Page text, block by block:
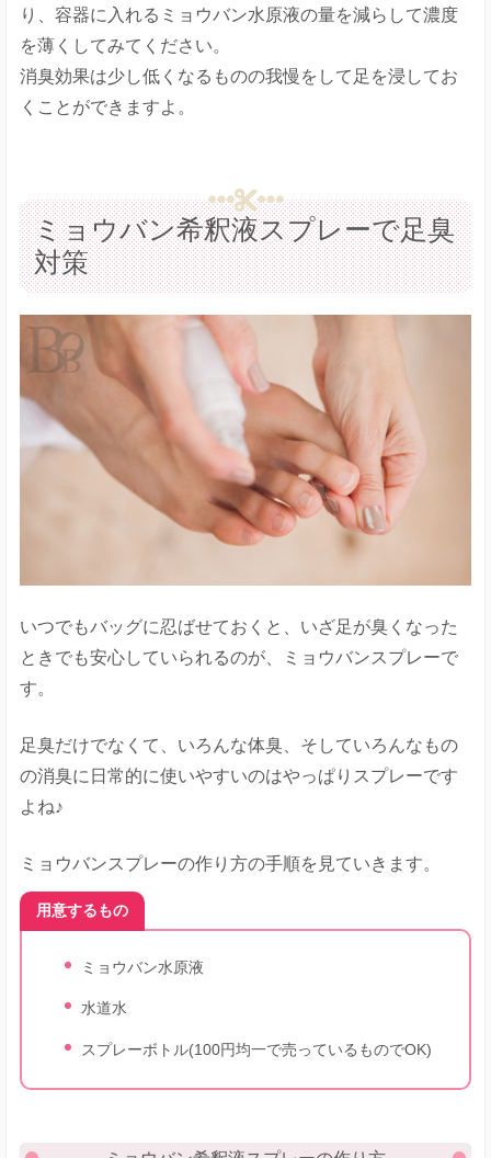
り、容器に入れるミョウバン水原液の量を減らして濃度
を薄くしてみてください。
消臭効果は少し低くなるものの我慢をして足を浸してお
くことができますよ。
ミョウバン希釈液スプレーで足臭
対策
いつでもバッグに忍ばせておくと、いざ足が臭くなった
ときでも安心していられるのが、ミョウバンスプレーで
す。
足臭だけでなくて、いろんな体臭、そしていろんなもの
の消臭に日常的に使いやすいのはやっぱりスプレーです
よね♪
ミョウバンスプレーの作り方の手順を見ていきます。
用意するもの
ミョウバン水原液
水道水
スプレーボトル(100円均一で売っているものでOK)